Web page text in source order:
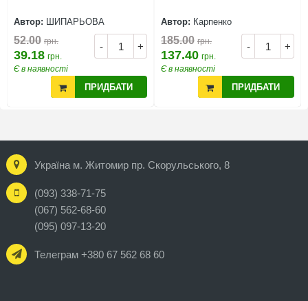
Автор: ШИПАРЬОВА
- +
52.00 грн.
39.18 грн.
Є в наявності
ПРИДБАТИ
Автор: Карпенко
- +
185.00 грн.
137.40 грн.
Є в наявності
ПРИДБАТИ
Україна м. Житомир пр. Скорульського, 8
(093) 338-71-75
(067) 562-68-60
(095) 097-13-20
Телеграм +380 67 562 68 60